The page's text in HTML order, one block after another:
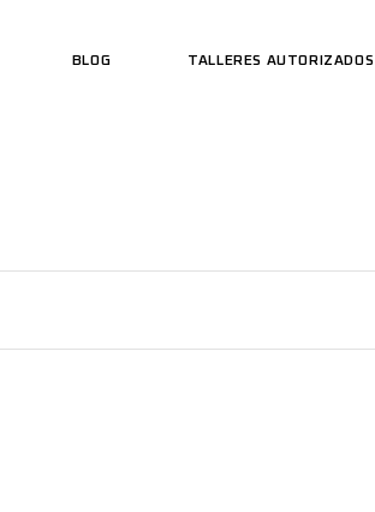
BLOG TALLERES AUTORIZADOS